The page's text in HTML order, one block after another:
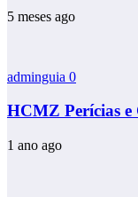
5 meses ago
adminguia 0
HCMZ Perícias
1 ano ago